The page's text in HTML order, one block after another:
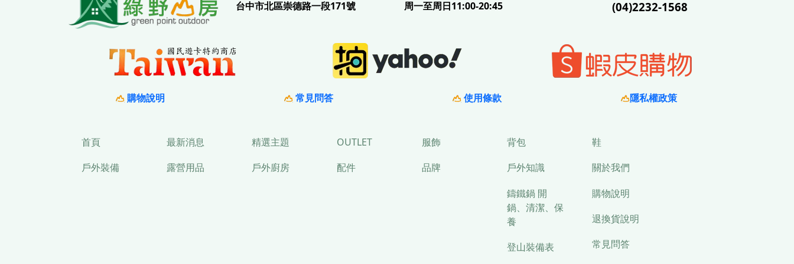
台中市北區崇德路一段171號 周一至周日11:00-20:45 (04)2232-1568
購物說明 常見問答 使用條款 隱私權政策
首頁 最新消息 精選主題 OUTLET 服飾 背包
鞋
戶外裝備
露營用品 戶外廚房 配件 品牌
戶外知識
鑄鐵鍋 開
鍋、清潔、保
養
登山裝備表
關於我們
購物說明
退換貨說明
常見問答